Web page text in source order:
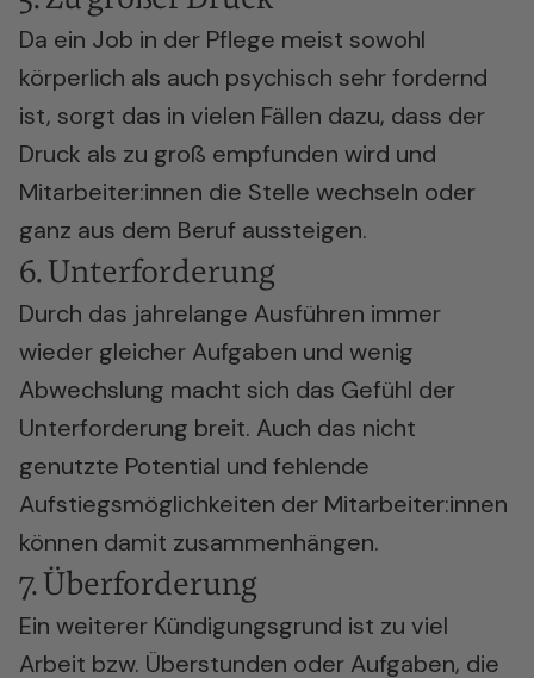
Da ein Job in der Pflege meist sowohl
körperlich als auch psychisch sehr fordernd
ist, sorgt das in vielen Fällen dazu, dass der
Druck als zu groß empfunden wird und
Mitarbeiter:innen die Stelle wechseln oder
ganz aus dem Beruf aussteigen.
6. Unterforderung
Durch das jahrelange Ausführen immer
wieder gleicher Aufgaben und wenig
Abwechslung macht sich das Gefühl der
Unterforderung breit. Auch das nicht
genutzte Potential und fehlende
Aufstiegsmöglichkeiten der Mitarbeiter:innen
können damit zusammenhängen.
7. Überforderung
Ein weiterer Kündigungsgrund ist zu viel
Arbeit bzw. Überstunden oder Aufgaben, die